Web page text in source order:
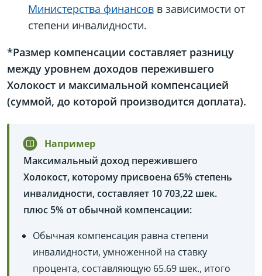
Министерства финансов в зависимости от
степени инвалидности.
*Размер компенсации составляет разницу
между уровнем доходов пережившего
Холокост и максимальной компенсацией
(суммой, до которой производится доплата).
Например
Максимальный доход пережившего
Холокост, которому присвоена 65% степень
инвалидности, составляет 10 703,22 шек.
плюс 5% от обычной компенсации:
Обычная компенсация равна степени
инвалидности, умноженной на ставку
процента, составляющую 65.69 шек., итого